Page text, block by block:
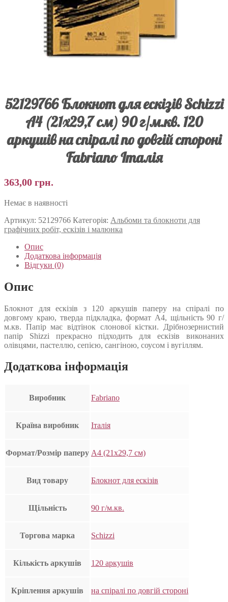
52129766 Блокнот для ескізів Schizzi
А4 (21х29,7 см) 90 г/м.кв. 120
аркушів на спіралі по довгій стороні
Fabriano Італія
363,00 грн.
Немає в наявності
Артикул: 52129766 Категорія: Альбоми та блокноти для
графічних робіт, ескізів і малюнка
Опис
Додаткова інформація
Відгуки (0)
Опис
Блокнот для ескізів з 120 аркушів паперу на спіралі по
довгому краю, тверда підкладка, формат А4, щільність 90 г/
м.кв. Папір має відтінок слонової кістки. Дрібнозернистий
папір Shizzi прекрасно підходить для ескізів виконаних
олівцями, пастеллю, сепією, сангіною, соусом і вугіллям.
Додаткова інформація
Виробник Fabriano
Країна виробник Італія
Формат/Розмір паперу А4 (21х29,7 см)
Вид товару Блокнот для ескізів
Щільність 90 г/м.кв.
Торгова марка Schizzi
Кількість аркушів 120 аркушів
Кріплення аркушів на спіралі по довгій стороні